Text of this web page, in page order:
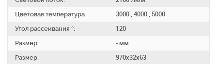
Цветовая температура
3000 , 4000 , 5000
Угол рассеивания °:
120
Размер:
- мм
Размер:
970x32х63